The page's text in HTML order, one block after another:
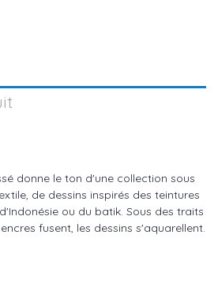
donne le ton d'une collection sous
de dessins inspirés des teintures
ou du batik. Sous des traits
fusent, les dessins s'aquarellent.